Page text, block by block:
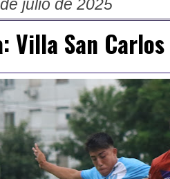
julio de 2025
Villa San